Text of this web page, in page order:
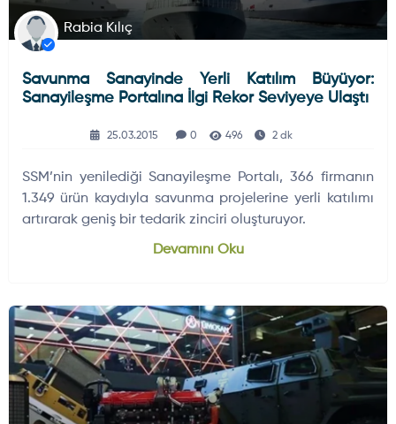
Rabia Kılıç
Savunma Sanayinde Yerli Katılım Büyüyor:
Sanayileşme Portalına İlgi Rekor Seviyeye Ulaştı
25.03.2015 0 496 2 dk
SSM’nin yenilediği Sanayileşme Portalı, 366 firmanın
1.349 ürün kaydıyla savunma projelerine yerli katılımı
artırarak geniş bir tedarik zinciri oluşturuyor.
Devamını Oku
KARA HABERLERI
ELEKTRONIK SISTEMLER